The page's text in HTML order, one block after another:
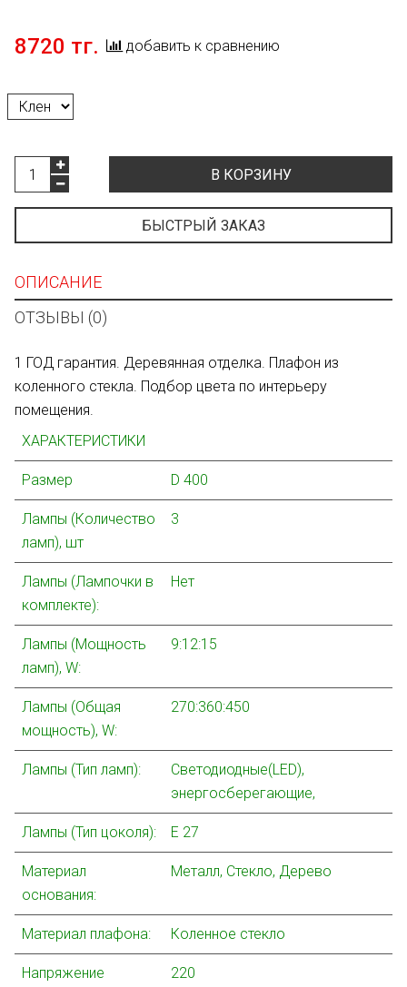
8720 тг. добавить к сравнению
В КОРЗИНУ
БЫСТРЫЙ ЗАКАЗ
ОПИСАНИЕ
ОТЗЫВЫ (0)
1 ГОД гарантия. Деревянная отделка. Плафон из
коленного стекла. Подбор цвета по интерьеру
помещения.
ХАРАКТЕРИСТИКИ
Размер D 400
Лампы (Количество
ламп), шт
3
Лампы (Лампочки в
комплекте):
Нет
Лампы (Мощность
ламп), W:
9:12:15
Лампы (Общая
мощность), W:
270:360:450
Лампы (Тип ламп):
Светодиодные(LED),
энергосберегающие,
Лампы (Тип цоколя): Е 27
Материал
основания:
Металл, Стекло, Дерево
Материал плафона: Коленное стекло
Напряжение
220